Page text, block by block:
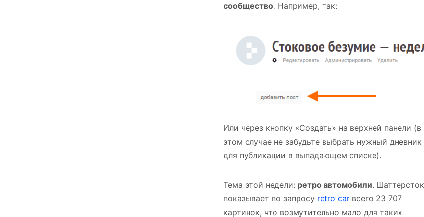
сообщество. Например, так:
Или через кнопку «Создать» на верхней панели (в
этом случае не забудьте выбрать нужный дневник
для публикации в выпадающем списке).
Тема этой недели: ретро автомобили. Шаттерсток
показывает по запросу retro car всего 23 707
картинок, что возмутительно мало для таких